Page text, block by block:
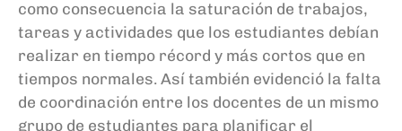
como consecuencia la saturación de trabajos,
tareas y actividades que los estudiantes debían
realizar en tiempo récord y más cortos que en
tiempos normales. Así también evidenció la falta
de coordinación entre los docentes de un mismo
grupo de estudiantes para planificar el